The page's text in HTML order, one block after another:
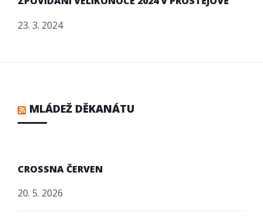
23. 3. 2024
MLÁDEŽ DĚKANÁTU
CROSSNA ČERVEN
20. 5. 2026